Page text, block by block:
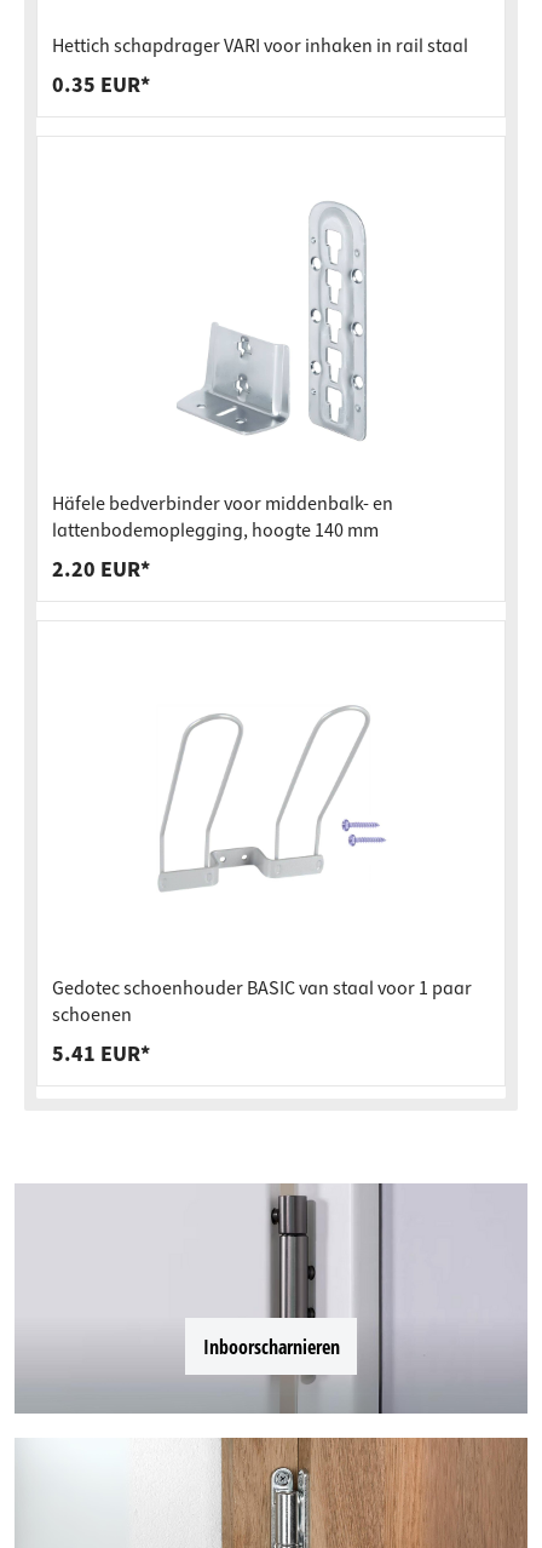
Hettich schapdrager VARI voor inhaken in rail staal
0.35 EUR*
Häfele bedverbinder voor middenbalk- en
lattenbodemoplegging, hoogte 140 mm
2.20 EUR*
Gedotec schoenhouder BASIC van staal voor 1 paar
schoenen
5.41 EUR*
Inboorscharnieren